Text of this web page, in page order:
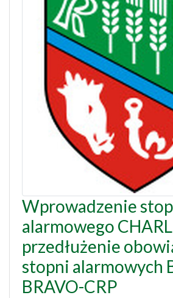
Wprowadzenie
alarmowego
przedłużenie
stopni alarmowych
BRAVO-CRP